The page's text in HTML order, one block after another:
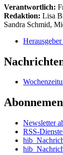
Verantwortlich:
Redaktion: Lisa
Sandra Schmid,
Newsletter
RSS-Dienste